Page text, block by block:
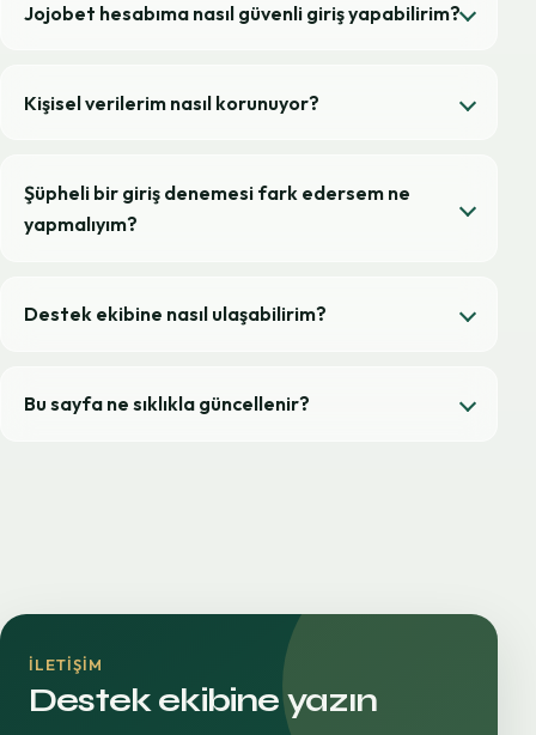
Jojobet hesabıma nasıl güvenli giriş yapabilirim?
Kişisel verilerim nasıl korunuyor?
Şüpheli bir giriş denemesi fark edersem ne
yapmalıyım?
Destek ekibine nasıl ulaşabilirim?
Bu sayfa ne sıklıkla güncellenir?
İLETIŞIM
Destek ekibine yazın